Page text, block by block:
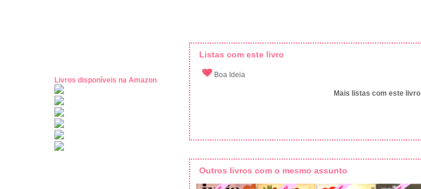
Livros disponíveis na Amazon
Listas com este livro
Boa Ideia
Mais listas com este livro
Outros livros com o mesmo assunto